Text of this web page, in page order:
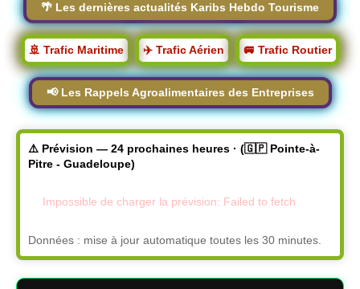
🌴 Les dernières actualités Karibs Hebdo Tourisme
🚢 Trafic Maritime ✈️ Trafic Aérien 🚐 Trafic Routier
📢 Les Rappels Agroalimentaires des Entreprises
⚠️ Prévision — 24 prochaines heures · (🇬🇵 Pointe-à-
Pitre - Guadeloupe)
Impossible de charger la prévision: Failed to fetch
Données : mise à jour automatique toutes les 30 minutes.